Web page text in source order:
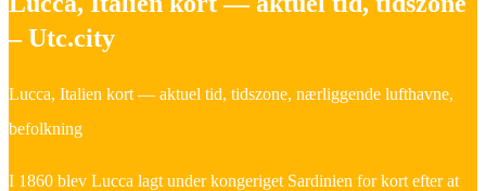
– Utc.city
Lucca, Italien kort — aktuel tid, tidszone, nærliggende lufthavne,
befolkning
I 1860 blev Lucca lagt under kongeriget Sardinien for kort efter at